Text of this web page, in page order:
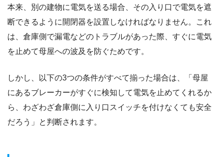
本来、別の建物に電気を送る場合、その入り口で電気を遮
断できるように開閉器を設置しなければなりません。これ
は、倉庫側で漏電などのトラブルがあった際、すぐに電気
を止めて母屋への波及を防ぐためです。
しかし、以下の3つの条件がすべて揃った場合は、「母屋
にあるブレーカーがすぐに検知して電気を止めてくれるか
ら、わざわざ倉庫側に入り口スイッチを付けなくても安全
だろう」と判断されます。